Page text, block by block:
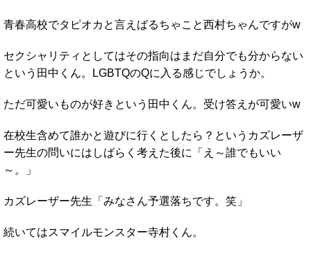
青春高校でタピオカと言えばるちゃこと西村ちゃんですがw
セクシャリティとしてはその指向はまだ自分でも分からない
という田中くん。LGBTQのQに入る感じでしょうか。
ただ可愛いものが好きという田中くん。受け答えが可愛いw
在校生含めて誰かと遊びに行くとしたら？というカズレーザ
ー先生の問いにはしばらく考えた後に「え～誰でもいい
～。」
カズレーザー先生「みなさん予選落ちです。笑」
続いてはスマイルモンスター寺村くん。